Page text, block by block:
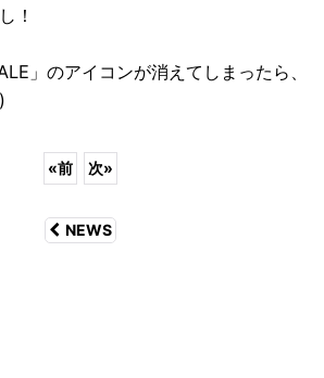
！
」のアイコンが消えてしまったら、
«前 次»
NEWS